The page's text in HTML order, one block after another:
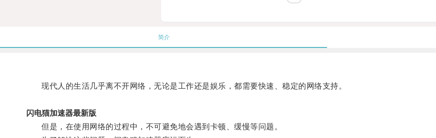
简介
现代人的生活几乎离不开网络，无论是工作还是娱乐，都需要快速、稳定的网络支持。
闪电猫加速器最新版
但是，在使用网络的过程中，不可避免地会遇到卡顿、缓慢等问题。